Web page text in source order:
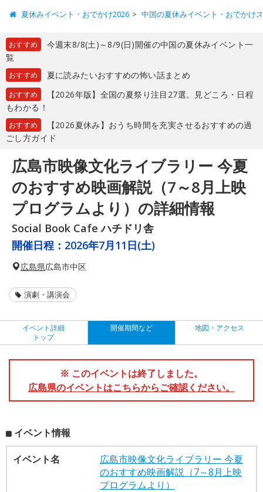
夏休みイベント・おでかけ2026 中国の夏休みイベント・おでかけ
おすすめ
今週末8/8(土)～8/9(日)開催の中国の夏休みイベント一
覧
おすすめ 夏に読みたいおすすめの怖い話まとめ
おすすめ
【2026年版】全国の夏祭り注目27選。見どころ・日程
もわかる！
おすすめ
【2026夏休み】おうち時間を充実させるおすすめの過
ごし方ガイド
広島市映像文化ライブラリー 今夏
のおすすめ映画解説（7～8月上映
プログラムより）の詳細情報
Social Book Cafe ハチドリ舎
開催日程： 2026年7月11日(土)
広島県広島市中区
演劇・講演会
イベント詳細
トップ
開催期間など 地図・アクセス
※ このイベントは終了しました。
広島県のイベントはこちらからご確認ください。
イベント情報
イベント名
広島市映像文化ライブラリー 今夏
のおすすめ映画解説（7～8月上映
プログラムより）